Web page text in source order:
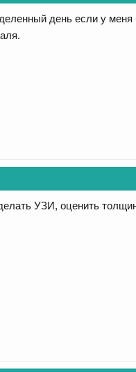
день если у
УЗИ, оценить